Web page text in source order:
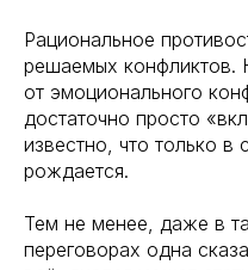
Рациональное
решаемых конфликтов.
от эмоционального
достаточно просто
известно, что только в
рождается.
Тем не менее, даже в
переговорах одна